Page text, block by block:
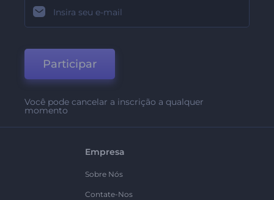
Participar
Você pode cancelar a inscrição a qualquer
momento
Empresa
Sobre Nós
Contate-Nos